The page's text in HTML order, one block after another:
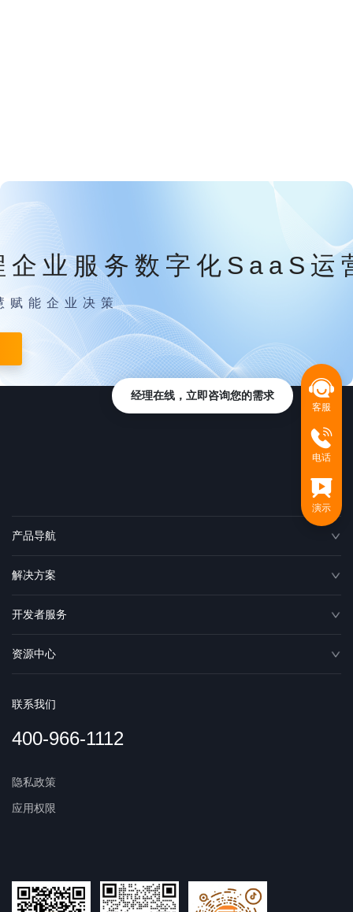
企业服务数字化SaaS运
赋能企业决策
产品导航
解决方案
开发者服务
资源中心
联系我们
400-966-1112
隐私政策
应用权限
客服
电话
演示
经理在线，立即咨询您的需求